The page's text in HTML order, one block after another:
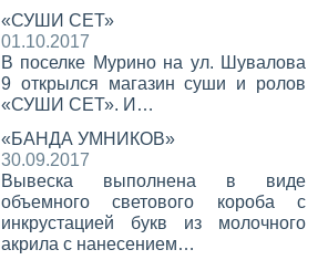
«СУШИ СЕТ»
01.10.2017
В поселке Мурино на ул. Шувалова
9 открылся магазин суши и ролов
«СУШИ СЕТ». И…
«БАНДА УМНИКОВ»
30.09.2017
Вывеска выполнена в виде
объемного светового короба с
инкрустацией букв из молочного
акрила с нанесением…